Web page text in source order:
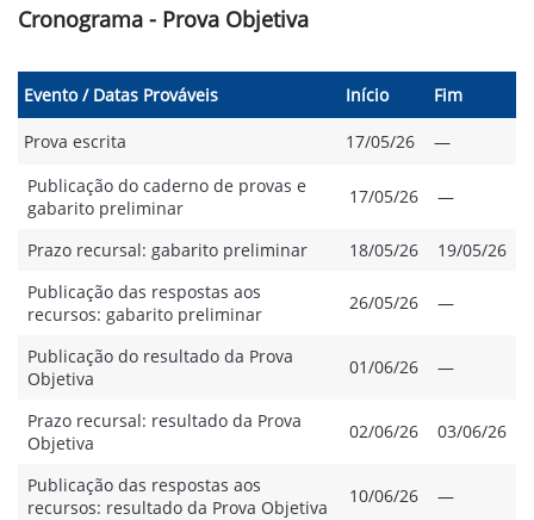
Cronograma - Prova Objetiva
Evento / Datas Prováveis Início Fim
Prova escrita 17/05/26
—
Publicação do caderno de provas e
gabarito preliminar
17/05/26 —
Prazo recursal: gabarito preliminar 18/05/26
19/05/26
Publicação das respostas aos
recursos: gabarito preliminar
26/05/26 —
Publicação do resultado da Prova
Objetiva
01/06/26 —
Prazo recursal: resultado da Prova
Objetiva
02/06/26 03/06/26
Publicação das respostas aos
recursos: resultado da Prova Objetiva
10/06/26 —